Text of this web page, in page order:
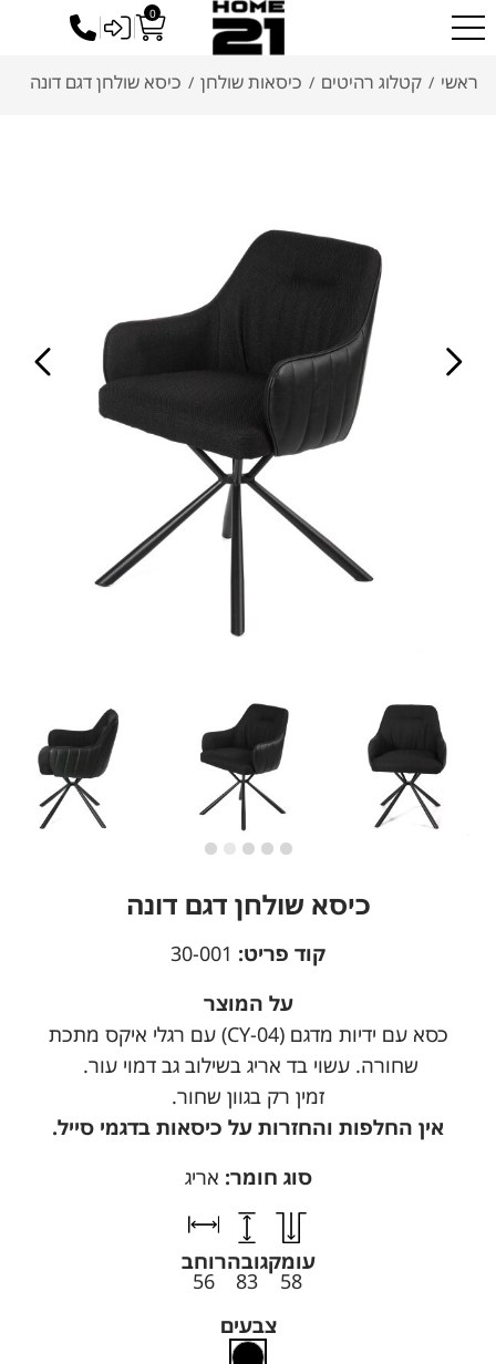
0
כניסה
ראשי / קטלוג רהיטים / כיסאות שולחן / כיסא שולחן דגם דונה
כיסא שולחן דגם דונה
קוד פריט: 30-001
על המוצר
כסא עם ידיות מדגם (CY-04) עם רגלי איקס מתכת
שחורה. עשוי בד אריג בשילוב גב דמוי עור.
זמין רק בגוון שחור.
אין החלפות והחזרות על כיסאות בדגמי סייל.
סוג חומר: אריג
עומק
58
גובה
83
רוחב
56
צבעים